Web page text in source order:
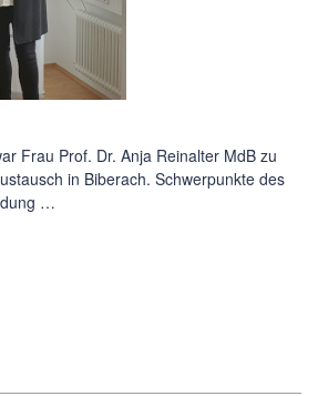
Frau Prof. Dr. Anja Reinalter MdB zu
in Biberach. Schwerpunkte des
…